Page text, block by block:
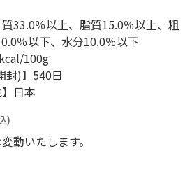
質33.0％以上、脂質15.0％以上、粗
％以下、水分10.0％以下
100g
封)】540日
日本
)
動いたします。